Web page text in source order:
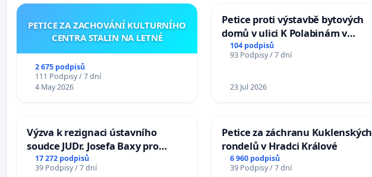
PETICE ZA ZACHOVÁNÍ KULTURNÍHO
CENTRA STALIN NA LETNÉ
2 675 podpisů
111 Podpisy / 7 dní
4 May 2026
Petice proti výstavbě bytových
domů v ulici K Polabinám v
Pardubicích
104 podpisů
93 Podpisy / 7 dní
23 Jul 2026
Výzva k rezignaci ústavního
soudce JUDr. Josefa Baxy pro
ohrožení důvěry ve spravedlivý
proces
17 272 podpisů
39 Podpisy / 7 dní
Petice za záchranu Kuklenských
rondelů v Hradci Králové
6 960 podpisů
39 Podpisy / 7 dní